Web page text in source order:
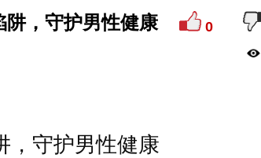
阱，守护男性健康 0
，守护男性健康